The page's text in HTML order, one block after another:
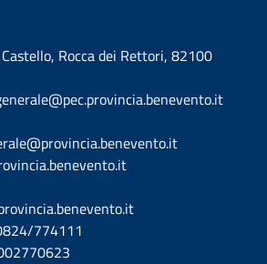
Castello, Rocca dei Rettori, 82100
774111